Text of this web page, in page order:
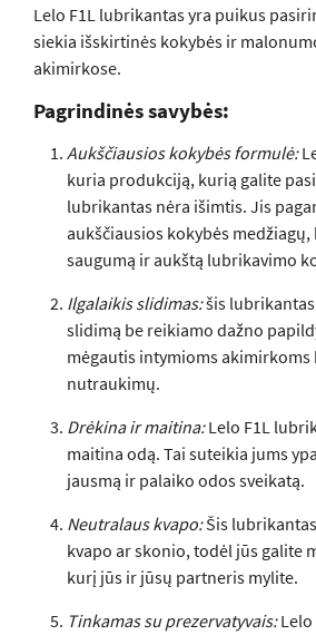
Lelo F1L lubrikantas yra puikus
siekia išskirtinės kokybės ir
akimirkose.
Pagrindinės savybės:
Aukščiausios kokybės formulė:
kuria produkciją, kurią galite
lubrikantas nėra išimtis. Jis
aukščiausios kokybės
saugumą ir aukštą lubrikavimo
Ilgalaikis slidimas:šis
slidimą be reikiamo dažno
mėgautis intymioms
nutraukimų.
Drėkina ir maitina:Lelo F1L
maitina odą. Tai suteikia jums
jausmą ir palaiko odos sveikatą.
Neutralaus kvapo:Šis
kvapo ar skonio, todėl jūs galite
kurį jūs ir jūsų partneris mylite.
Tinkamas su prezervatyvais:Lelo